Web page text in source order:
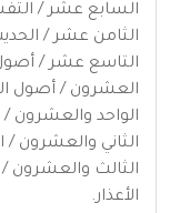
السابع عشر /
الثامن عشر /
التاسع عشر / أصول
العشرون / أصول
الواحد والعشرون /
الثاني والعشرون /
الثالث والعشرون
الأعذار.